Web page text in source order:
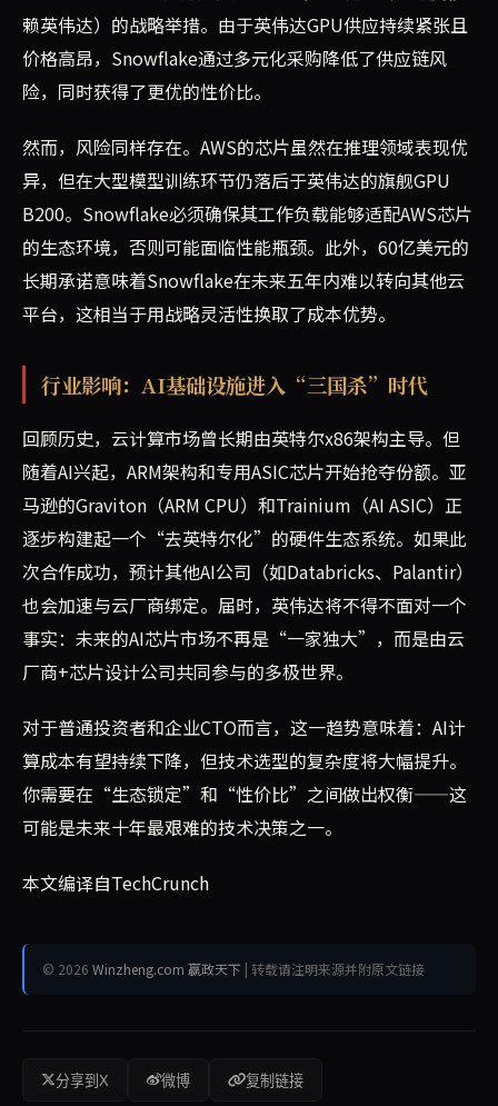
赖英伟达）的战略举措。由于英伟达GPU供应持续紧张且
价格高昂，Snowflake通过多元化采购降低了供应链风
险，同时获得了更优的性价比。
然而，风险同样存在。AWS的芯片虽然在推理领域表现优
异，但在大型模型训练环节仍落后于英伟达的旗舰GPU
B200。Snowflake必须确保其工作负载能够适配AWS芯片
的生态环境，否则可能面临性能瓶颈。此外，60亿美元的
长期承诺意味着Snowflake在未来五年内难以转向其他云
平台，这相当于用战略灵活性换取了成本优势。
行业影响：AI基础设施进入“三国杀”时代
回顾历史，云计算市场曾长期由英特尔x86架构主导。但
随着AI兴起，ARM架构和专用ASIC芯片开始抢夺份额。亚
马逊的Graviton（ARM CPU）和Trainium（AI ASIC）正
逐步构建起一个“去英特尔化”的硬件生态系统。如果此
次合作成功，预计其他AI公司（如Databricks、Palantir）
也会加速与云厂商绑定。届时，英伟达将不得不面对一个
事实：未来的AI芯片市场不再是“一家独大”，而是由云
厂商+芯片设计公司共同参与的多极世界。
对于普通投资者和企业CTO而言，这一趋势意味着：AI计
算成本有望持续下降，但技术选型的复杂度将大幅提升。
你需要在“生态锁定”和“性价比”之间做出权衡——这
可能是未来十年最艰难的技术决策之一。
本文编译自TechCrunch
© 2026 Winzheng.com 赢政天下 | 转载请注明来源并附原文链接
分享到X 微博 复制链接